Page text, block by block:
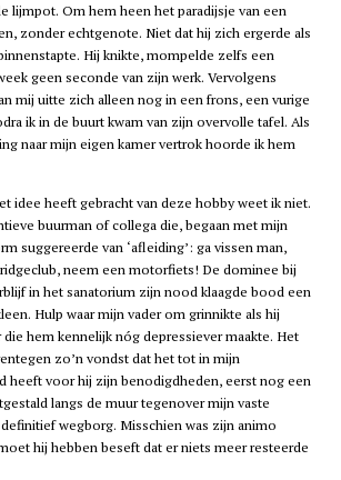
lijmpot. Om hem heen het paradijsje van een
zonder echtgenote. Niet dat hij zich ergerde als
Hij knikte, mompelde zelfs een
geen seconde van zijn werk. Vervolgens
mij uitte zich alleen nog in een frons, een vurige
ik in de buurt kwam van zijn overvolle tafel. Als
naar mijn eigen kamer vertrok hoorde ik hem
idee heeft gebracht van deze hobby weet ik niet.
buurman of collega die, begaan met mijn
suggereerde van ‘afleiding’: ga vissen man,
neem een motorfiets! De dominee bij
in het sanatorium zijn nood klaagde bood een
Hulp waar mijn vader om grinnikte als hij
hem kennelijk nóg depressiever maakte. Het
zo’n vondst dat het tot in mijn
heeft voor hij zijn benodigdheden, eerst nog een
langs de muur tegenover mijn vaste
wegborg. Misschien was zijn animo
hij hebben beseft dat er niets meer resteerde